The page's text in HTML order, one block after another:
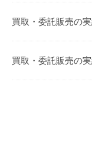
買取・委託販売の
買取・委託販売の